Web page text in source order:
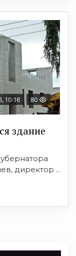
10:16 80
здание
директор ...